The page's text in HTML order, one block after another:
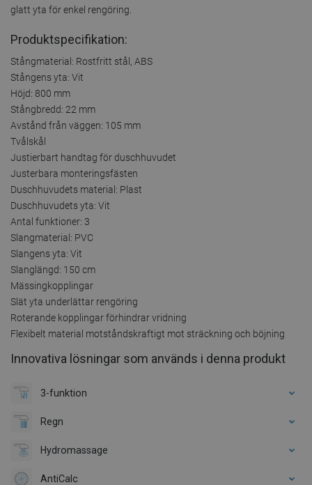
glatt yta för enkel rengöring.
Produktspecifikation:
Stångmaterial: Rostfritt stål, ABS
Stångens yta: Vit
Höjd: 800 mm
Stångbredd: 22 mm
Avstånd från väggen: 105 mm
Tvålskål
Justierbart handtag för duschhuvudet
Justerbara monteringsfästen
Duschhuvudets material: Plast
Duschhuvudets yta: Vit
Antal funktioner: 3
Slangmaterial: PVC
Slangens yta: Vit
Slanglängd: 150 cm
Mässingkopplingar
Slät yta underlättar rengöring
Roterande kopplingar förhindrar vridning
Flexibelt material motståndskraftigt mot sträckning och böjning
Innovativa lösningar som används i denna produkt
3-funktion
Regn
Hydromassage
AntiCalc